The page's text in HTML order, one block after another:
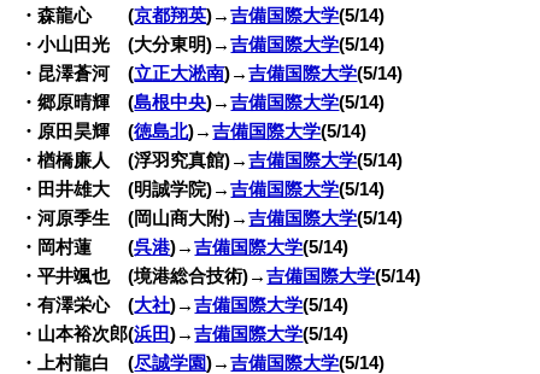
・森龍心 (京都翔英)→吉備国際大学(5/14)
・小山田光 (大分東明)→吉備国際大学(5/14)
・昆澤蒼河 (立正大淞南)→吉備国際大学(5/14)
・郷原晴輝 (島根中央)→吉備国際大学(5/14)
・原田昊輝 (徳島北)→吉備国際大学(5/14)
・楢橋廉人 (浮羽究真館)→吉備国際大学(5/14)
・田井雄大 (明誠学院)→吉備国際大学(5/14)
・河原季生 (岡山商大附)→吉備国際大学(5/14)
・岡村蓮 (呉港)→吉備国際大学(5/14)
・平井颯也 (境港総合技術)→吉備国際大学(5/14)
・有澤栄心 (大社)→吉備国際大学(5/14)
・山本裕次郎(浜田)→吉備国際大学(5/14)
・上村龍白 (尽誠学園)→吉備国際大学(5/14)